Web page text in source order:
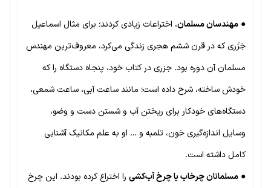
● مهندسان مسلمان، اختراعات زیادی کردند؛ برای مثال اسماعیل
جَزَری که در قرن ششم هجری زندگی می‌کرد، معروف‌ترین مهندس
مسلمان آن دوره بود. جزری در کتاب خود، پنجاه دستگاه را که
خودش ساخته، شرح داده است؛ مانند ساعت آبی، ساعت شمعی،
دستگاه‌های خودکار برای ریختن آب و شستن دست و وضو،
وسایل اندازه‌گیری خون، تلمبه و … او به علم مکانیک آشنایی
کامل داشته است.
● مسلمانان چرخاب یا چرخ آب‌کشی را اختراع کرده بودند. این چرخ